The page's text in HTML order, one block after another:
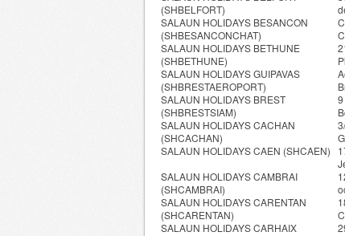
(SHBELFORT)
SALAUN HOLIDAYS BESANCON
(SHBESANCONCHAT)
SALAUN HOLIDAYS BETHUNE
(SHBETHUNE)
SALAUN HOLIDAYS GUIPAVAS
(SHBRESTAEROPORT)
SALAUN HOLIDAYS BREST
(SHBRESTSIAM)
SALAUN HOLIDAYS CACHAN
(SHCACHAN)
SALAUN HOLIDAYS CAEN (SHCAEN)
SALAUN HOLIDAYS CAMBRAI
(SHCAMBRAI)
SALAUN HOLIDAYS CARENTAN
(SHCARENTAN)
SALAUN HOLIDAYS CARHAIX